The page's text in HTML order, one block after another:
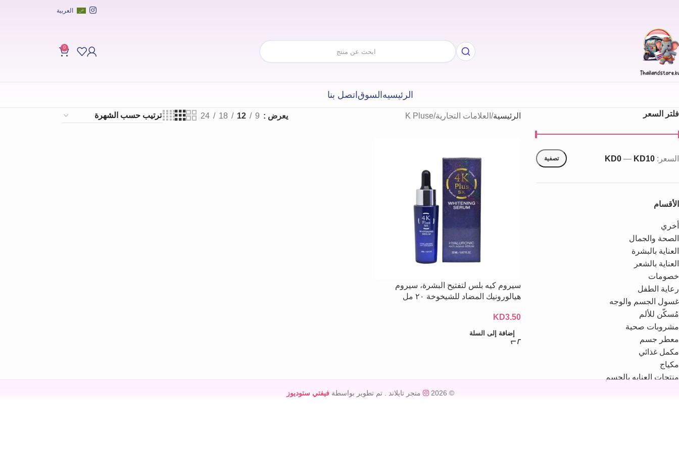
العربية
0
الرئيسيهالسوقاتصل بنا
فلتر السعر
تصفية السعر: KD0 — KD10
الأقسام
أخري
الصحة والجمال
العناية بالبشرة
العناية بالشعر
خصومات
رعاية الطفل
غسول الجسم والوجه
مُسكّن للألم
مشروبات صحية
معطر جسم
مكمل غذائي
مكياج
منتجات العنايه بالجسم
الرئيسية العلامات التجارية K Pluse يعرض 9
12
18
24
سيروم كيه بلس لتفتيح البشرة، سيروم
هيالورونيك المضاد للشيخوخة ٢٠ مل
KD3.50
إضافة إلى السلة
© 2026 متجر تايلاند . تم تطوير بواسطة فيفتي ستوديوز